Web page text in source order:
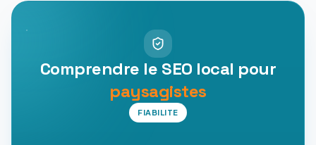
Comprendre le SEO local pour
paysagistes
FIABILITE